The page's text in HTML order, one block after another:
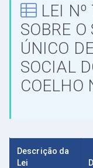
LEI
SOBRE
ÚNICO
SOCIAL
COELHO
Descrição da
Lei